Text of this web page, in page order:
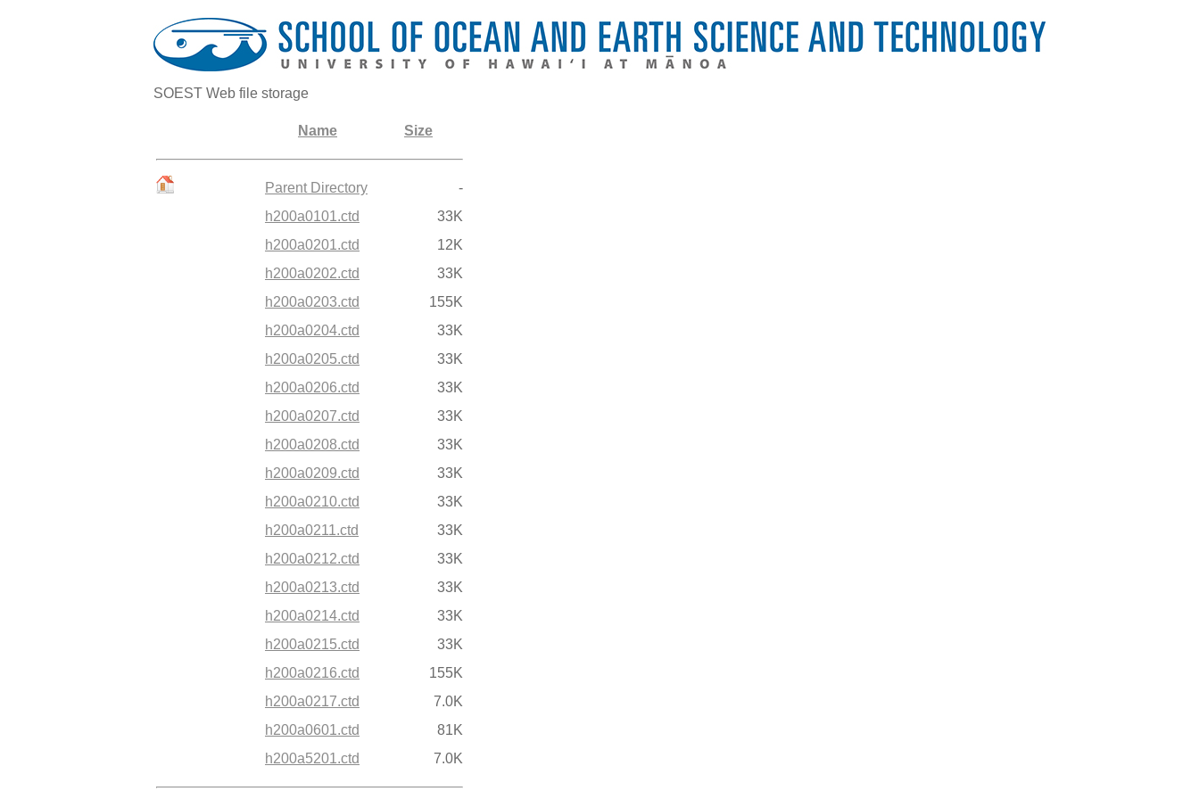
SOEST Web file storage
Name Size
Parent Directory
-
h200a0101.ctd
33K
h200a0201.ctd
12K
h200a0202.ctd
33K
h200a0203.ctd
155K
h200a0204.ctd
33K
h200a0205.ctd
33K
h200a0206.ctd
33K
h200a0207.ctd
33K
h200a0208.ctd
33K
h200a0209.ctd
33K
h200a0210.ctd
33K
h200a0211.ctd
33K
h200a0212.ctd
33K
h200a0213.ctd
33K
h200a0214.ctd
33K
h200a0215.ctd
33K
h200a0216.ctd
155K
h200a0217.ctd
7.0K
h200a0601.ctd
81K
h200a5201.ctd
7.0K